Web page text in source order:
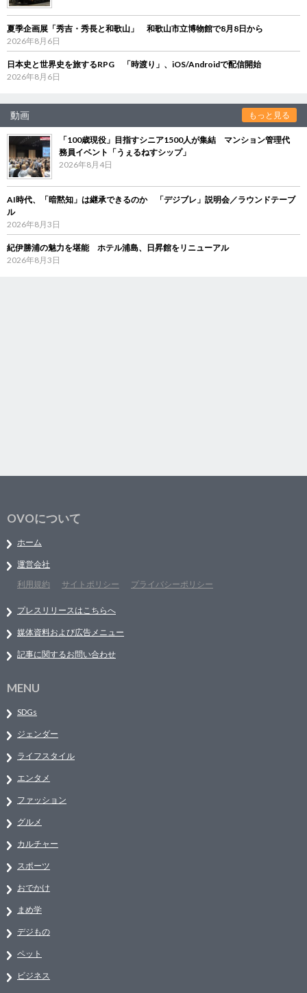
夏季企画展「秀吉・秀長と和歌山」 和歌山市立博物館で8月8日から
2026年8月6日
日本史と世界史を旅するRPG 「時渡り」、iOS/Androidで配信開始
2026年8月6日
動画 もっと見る
「100歳現役」目指すシニア1500人が集結 マンション管理代
務員イベント「うぇるねすシップ」
2026年8月4日
AI時代、「暗黙知」は継承できるのか 「デジブレ」説明会／ラウンドテーブ
ル
2026年8月3日
紀伊勝浦の魅力を堪能 ホテル浦島、日昇館をリニューアル
2026年8月3日
OVOについて
ホーム
運営会社
利用規約
サイトポリシー プライバシーポリシー
プレスリリースはこちらへ
媒体資料および広告メニュー
記事に関するお問い合わせ
MENU
SDGs
ジェンダー
ライフスタイル
エンタメ
ファッション
グルメ
カルチャー
スポーツ
おでかけ
まめ学
デジもの
ペット
ビジネス